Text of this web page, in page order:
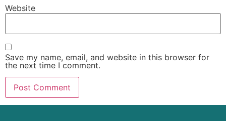
Website
Save my name, email, and website in this browser for
the next time I comment.